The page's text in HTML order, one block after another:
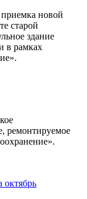
новой
старой
здание
в рамках
ремонтируемое
октябрь